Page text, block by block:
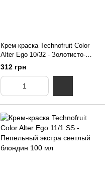
Крем-краска Technofruit Color
Alter Ego 10/32 - Золотисто-
фиолетовый платиновый
блондин 100 мл
312 грн